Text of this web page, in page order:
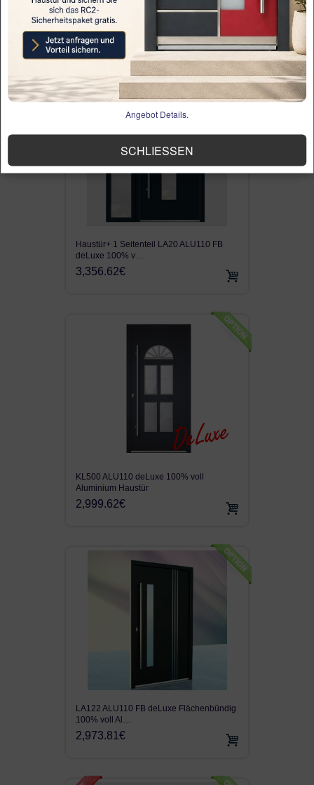
Haustür Welthaus Salzburg GF201 Deluxe
ALU110 FB A…
4,390.69€
2,735.81€
Haustür+ 1 Seitenteil LA20 ALU110 FB
deLuxe 100% v…
3,356.62€
KL500 ALU110 deLuxe 100% voll
Aluminium Haustür
2,999.62€
LA122 ALU110 FB deLuxe Flächenbündig
100% voll Al…
2,973.81€
Angebot Details.
SCHLIESSEN